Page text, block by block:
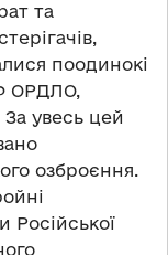
та
поодинокі
ОРДЛО,
За увесь цей
озброєння.